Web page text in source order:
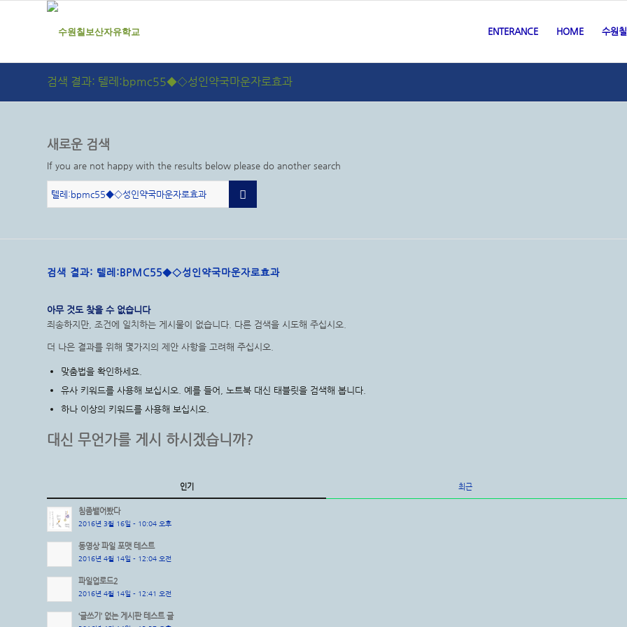
ENTERANCE HOME 수원
검색 결과: 텔레:bpmc55◆◇성인약국마운자로효과
새로운 검색
If you are not happy with the results below please do another search
검색 결과: 텔레:BPMC55◆◇성인약국마운자로효과
아무 것도 찾을 수 없습니다
죄송하지만, 조건에 일치하는 게시물이 없습니다. 다른 검색을 시도해 주십시오.
더 나은 결과를 위해 몇가지의 제안 사항을 고려해 주십시오.
맞춤법을 확인하세요.
유사 키워드를 사용해 보십시오. 예를 들어, 노트북 대신 태블릿을 검색해 봅니다.
하나 이상의 키워드를 사용해 보십시오.
대신 무언가를 게시 하시겠습니까?
인기 최근
침좀뱉어봤다
2016년 3월 16일 - 10:04 오후
동영상 파일 포맷 테스트
2016년 4월 14일 - 12:04 오전
파일업로드2
2016년 4월 14일 - 12:41 오전
‘글쓰기’ 없는 게시판 테스트 글